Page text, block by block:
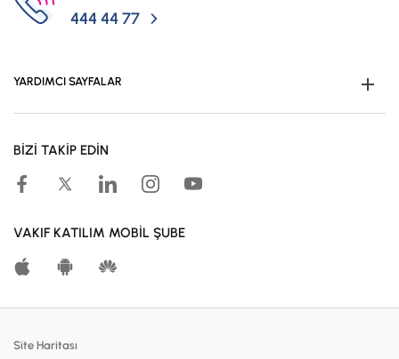
444 44 77
YARDIMCI SAYFALAR
Kampanyalar
Hesaplama Araçları
Katılma Hesapları
BİZİ TAKİP EDİN
VAKIF KATILIM MOBİL ŞUBE
Site Haritası